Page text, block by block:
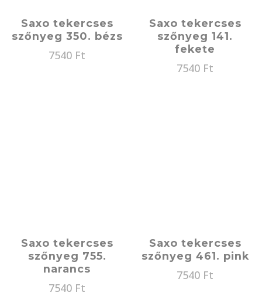
Saxo tekercses
szőnyeg 350. bézs
7540 Ft
Saxo tekercses
szőnyeg 141.
fekete
7540 Ft
Saxo tekercses
szőnyeg 755.
narancs
7540 Ft
Saxo tekercses
szőnyeg 461. pink
7540 Ft